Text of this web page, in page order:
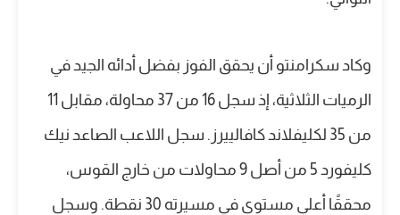
وكاد سكرامنتو أن يحقق الفوز بفضل أدائه الجيد في
الرميات الثلاثية، إذ سجل 16 من 37 محاولة، مقابل 11
من 35 لكليفلاند كافالييرز. سجل اللاعب الصاعد نيك
كليفورد 5 من أصل 9 محاولات من خارج القوس،
محققًا أعلى مستوى في مسيرته 30 نقطة. وسجل